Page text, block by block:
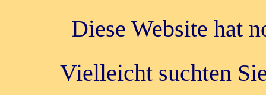
Diese Website hat
Vielleicht suchten